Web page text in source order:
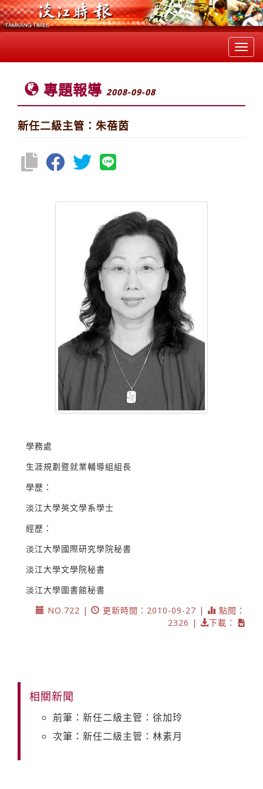
專題報導 2008-09-08
新任二級主管：朱蓓茵
學務處
生涯規劃暨就業輔導組組長
學歷：
淡江大學英文學系學士
經歷：
淡江大學國際研究學院秘書
淡江大學文學院秘書
淡江大學圖書館秘書
NO.722 |
更新時間：2010-09-27 |
點閱：
2326 |
下載：
相關新聞
前筆：新任二級主管：徐加玲
次筆：新任二級主管：林素月